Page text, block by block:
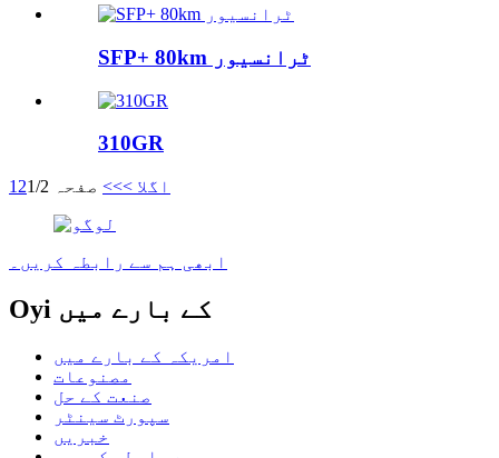
SFP+ 80km ٹرانسیور
310GR
1 2 اگلا >>> صفحہ 1/2
ابھی ہم سے رابطہ کریں۔
Oyi کے بارے میں
امریکہ کے بارے میں
مصنوعات
صنعت کے حل
سپورٹ سینٹر
خبریں